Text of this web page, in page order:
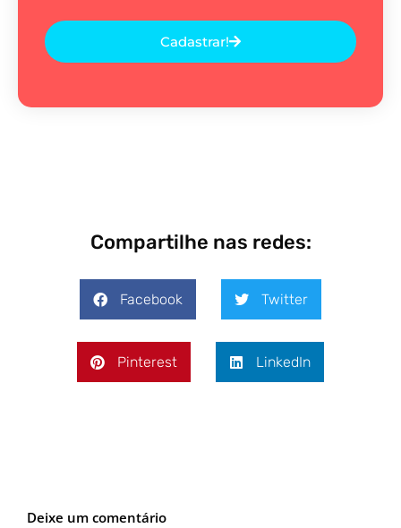
Cadastrar!
Compartilhe nas redes:
Facebook Twitter
Pinterest LinkedIn
Deixe um comentário